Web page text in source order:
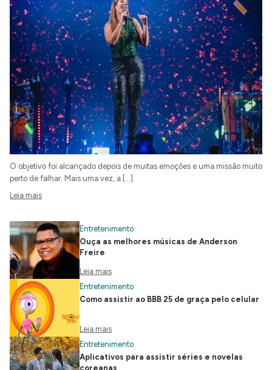
O objetivo foi alcançado depois de muitas emoções e uma missão muito
perto de falhar. Mais uma vez, a […]
Leia mais
Entretenimento
Ouça as melhores músicas de Anderson
Freire
Leia mais
Entretenimento
Como assistir ao BBB 25 de graça pelo celular
Leia mais
Entretenimento
Aplicativos para assistir séries e novelas
coreanas